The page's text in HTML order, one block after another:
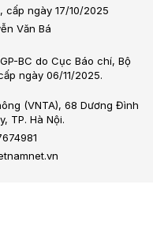
cấp ngày 17/10/2025
Văn Bá
BC do Cục Báo chí, Bộ
ngày 06/11/2025.
(VNTA), 68 Dương Đình
TP. Hà Nội.